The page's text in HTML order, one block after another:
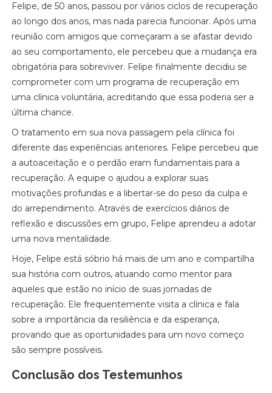
Felipe, de 50 anos, passou por vários ciclos de recuperação
ao longo dos anos, mas nada parecia funcionar. Após uma
reunião com amigos que começaram a se afastar devido
ao seu comportamento, ele percebeu que a mudança era
obrigatória para sobreviver. Felipe finalmente decidiu se
comprometer com um programa de recuperação em
uma clínica voluntária, acreditando que essa poderia ser a
última chance.
O tratamento em sua nova passagem pela clínica foi
diferente das experiências anteriores. Felipe percebeu que
a autoaceitação e o perdão eram fundamentais para a
recuperação. A equipe o ajudou a explorar suas
motivações profundas e a libertar-se do peso da culpa e
do arrependimento. Através de exercícios diários de
reflexão e discussões em grupo, Felipe aprendeu a adotar
uma nova mentalidade.
Hoje, Felipe está sóbrio há mais de um ano e compartilha
sua história com outros, atuando como mentor para
aqueles que estão no início de suas jornadas de
recuperação. Ele frequentemente visita a clínica e fala
sobre a importância da resiliência e da esperança,
provando que as oportunidades para um novo começo
são sempre possíveis.
Conclusão dos Testemunhos